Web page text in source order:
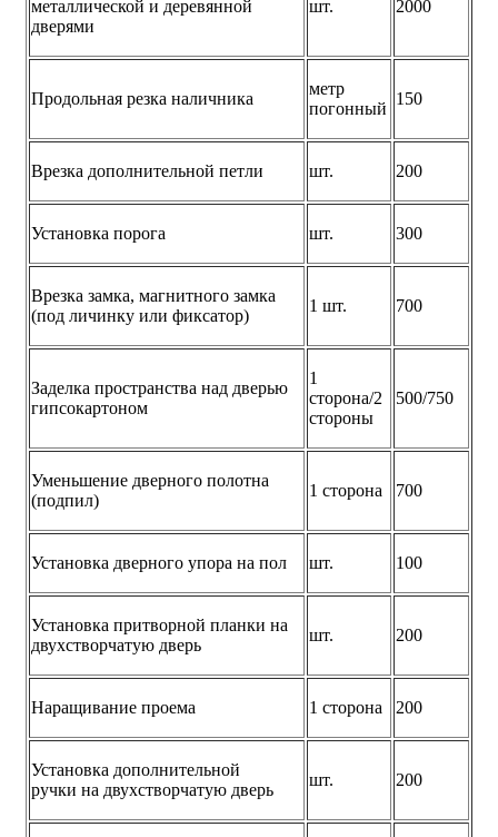
металлической и деревянной
дверями
шт. 2000
Продольная резка наличника
метр
погонный
150
Врезка дополнительной петли шт. 200
Установка порога шт. 300
Врезка замка, магнитного замка
(под личинку или фиксатор)
1 шт. 700
Заделка пространства над дверью
гипсокартоном
1
сторона/2
стороны
500/750
Уменьшение дверного полотна
(подпил)
1 сторона 700
Установка дверного упора на пол шт. 100
Установка притворной планки на
двухстворчатую дверь
шт. 200
Наращивание проема 1 сторона 200
Установка дополнительной
ручки на двухстворчатую дверь
шт. 200